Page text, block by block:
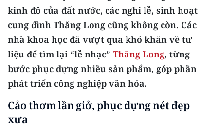
54 DÂN TỘC VIỆT NAM
CHƯƠNG TRÌNH OCOP - MỖI XÃ
MỘT SẢN PHẨM
RADIO
MEDIA CENTER
E-Magazine
kinh đô của đất nước, các nghi lễ, sinh hoạt
cung đình Thăng Long cũng không còn. Các
nhà khoa học đã vượt qua khó khăn về tư
liệu để tìm lại “lễ nhạc” Thăng Long, từng
bước phục dựng nhiều sản phẩm, góp phần
phát triển công nghiệp văn hóa.
Cảo thơm lần giở, phục dựng nét đẹp
xưa